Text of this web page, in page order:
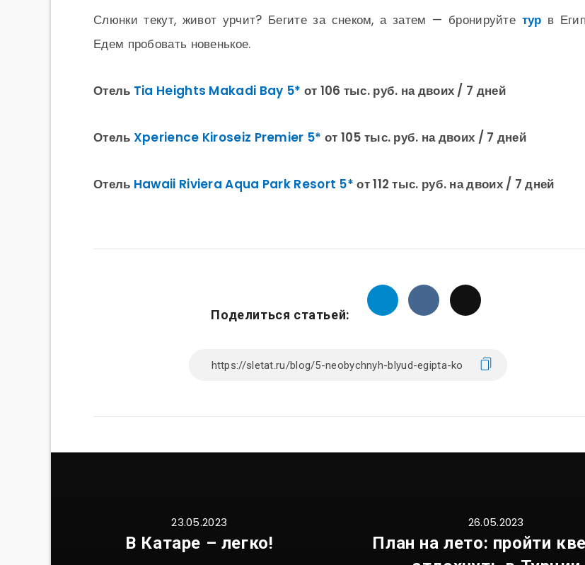
Слюнки текут, живот урчит? Бегите за снеком, а затем — бронируйте тур в
Едем пробовать новенькое.
Отель Tia Heights Makadi Bay 5* от 106 тыс. руб. на двоих / 7 дней
Отель Xperience Kiroseiz Premier 5* от 105 тыс. руб. на двоих / 7 дней
Отель Hawaii Riviera Aqua Park Resort 5* от 112 тыс. руб. на двоих / 7 дней
Поделиться статьей:
23.05.2023
В Катаре – легко!
26.05.2023
План на лето: пройти